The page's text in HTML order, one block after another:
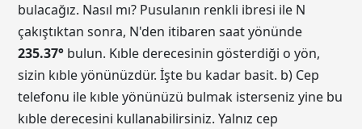
bulacağız. Nasıl mı? Pusulanın renkli ibresi ile N
çakıştıktan sonra, N'den itibaren saat yönünde
235.37° bulun. Kıble derecesinin gösterdiği o yön,
sizin kıble yönünüzdür. İşte bu kadar basit. b) Cep
telefonu ile kıble yönünüzü bulmak isterseniz yine bu
kıble derecesini kullanabilirsiniz. Yalnız cep